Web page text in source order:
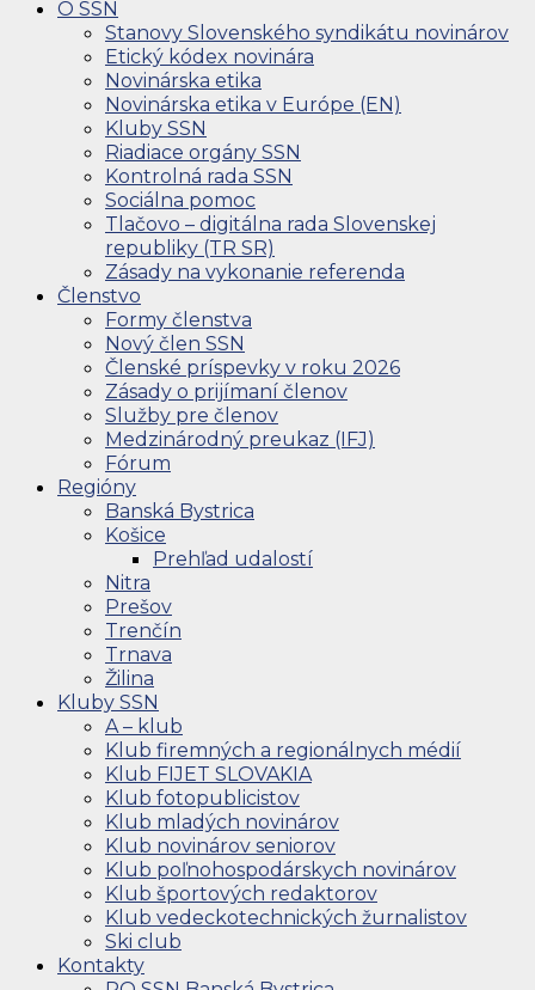
O SSN
Stanovy Slovenského syndikátu novinárov
Etický kódex novinára
Novinárska etika
Novinárska etika v Európe (EN)
Kluby SSN
Riadiace orgány SSN
Kontrolná rada SSN
Sociálna pomoc
Tlačovo – digitálna rada Slovenskej
republiky (TR SR)
Zásady na vykonanie referenda
Členstvo
Formy členstva
Nový člen SSN
Členské príspevky v roku 2026
Zásady o prijímaní členov
Služby pre členov
Medzinárodný preukaz (IFJ)
Fórum
Regióny
Banská Bystrica
Košice
Prehľad udalostí
Nitra
Prešov
Trenčín
Trnava
Žilina
Kluby SSN
A – klub
Klub firemných a regionálnych médií
Klub FIJET SLOVAKIA
Klub fotopublicistov
Klub mladých novinárov
Klub novinárov seniorov
Klub poľnohospodárskych novinárov
Klub športových redaktorov
Klub vedeckotechnických žurnalistov
Ski club
Kontakty